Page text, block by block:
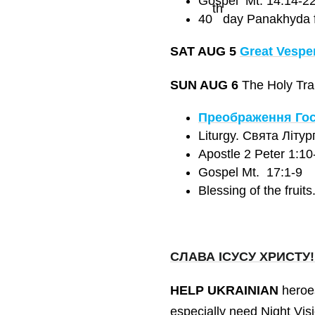
40
th
day Panakhyda
SAT AUG 5 Great
SUN AUG 6The Holy
Преображення
Liturgy. Святa
Apostle 2 Peter
Gospel Mt. 17:1-9
Blessing of the
СЛАВА ІСУСУ ХРИСТУ!
HELP UKRAINIAN
especially need Night